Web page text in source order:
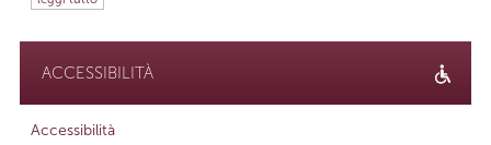
ACCESSIBILITÀ
Accessibilità